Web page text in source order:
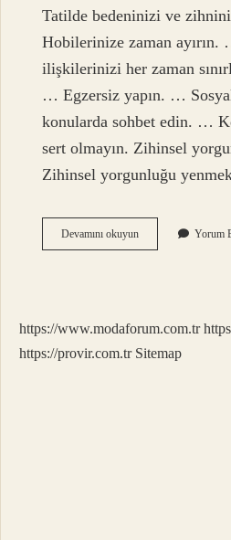
Tatilde bedeninizi ve
Hobilerinize zaman
ilişkilerinizi her zaman
… Egzersiz yapın. …
konularda sohbet edin. …
sert olmayın. Zihinsel
Zihinsel yorgunluğu
Devamını okuyunBeyin
Yorgunluğu
Yorum
https://www.modaforum.com.tr
https://provir.com.tr Sitemap